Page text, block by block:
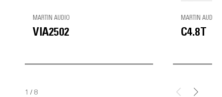
MARTIN AUDIO
VIA2502
MARTIN AUDIO
C4.8T
1 / 8